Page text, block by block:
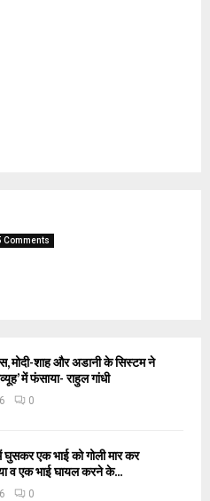
Comments
मोदी-शाह और अडानी के सिस्टम ने
में फंसाया- राहुल गांधी
0
घुसकर एक भाई को गोली मार कर
व एक भाई घायल करने के...
0